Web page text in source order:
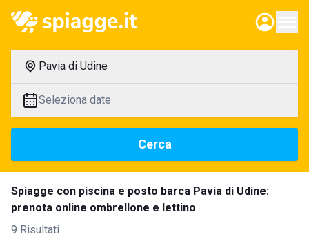
Pavia di Udine
Seleziona date
Cerca
Spiagge con piscina e posto barca Pavia di Udine:
prenota online ombrellone e lettino
9 Risultati